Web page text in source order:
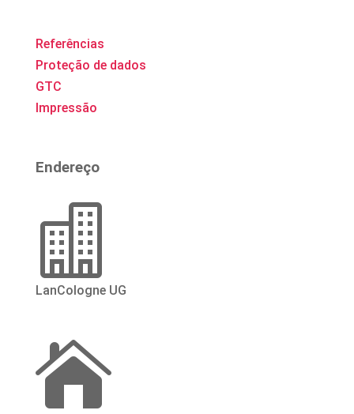
Referências
Proteção de dados
GTC
Impressão
Endereço

LanCologneUG
